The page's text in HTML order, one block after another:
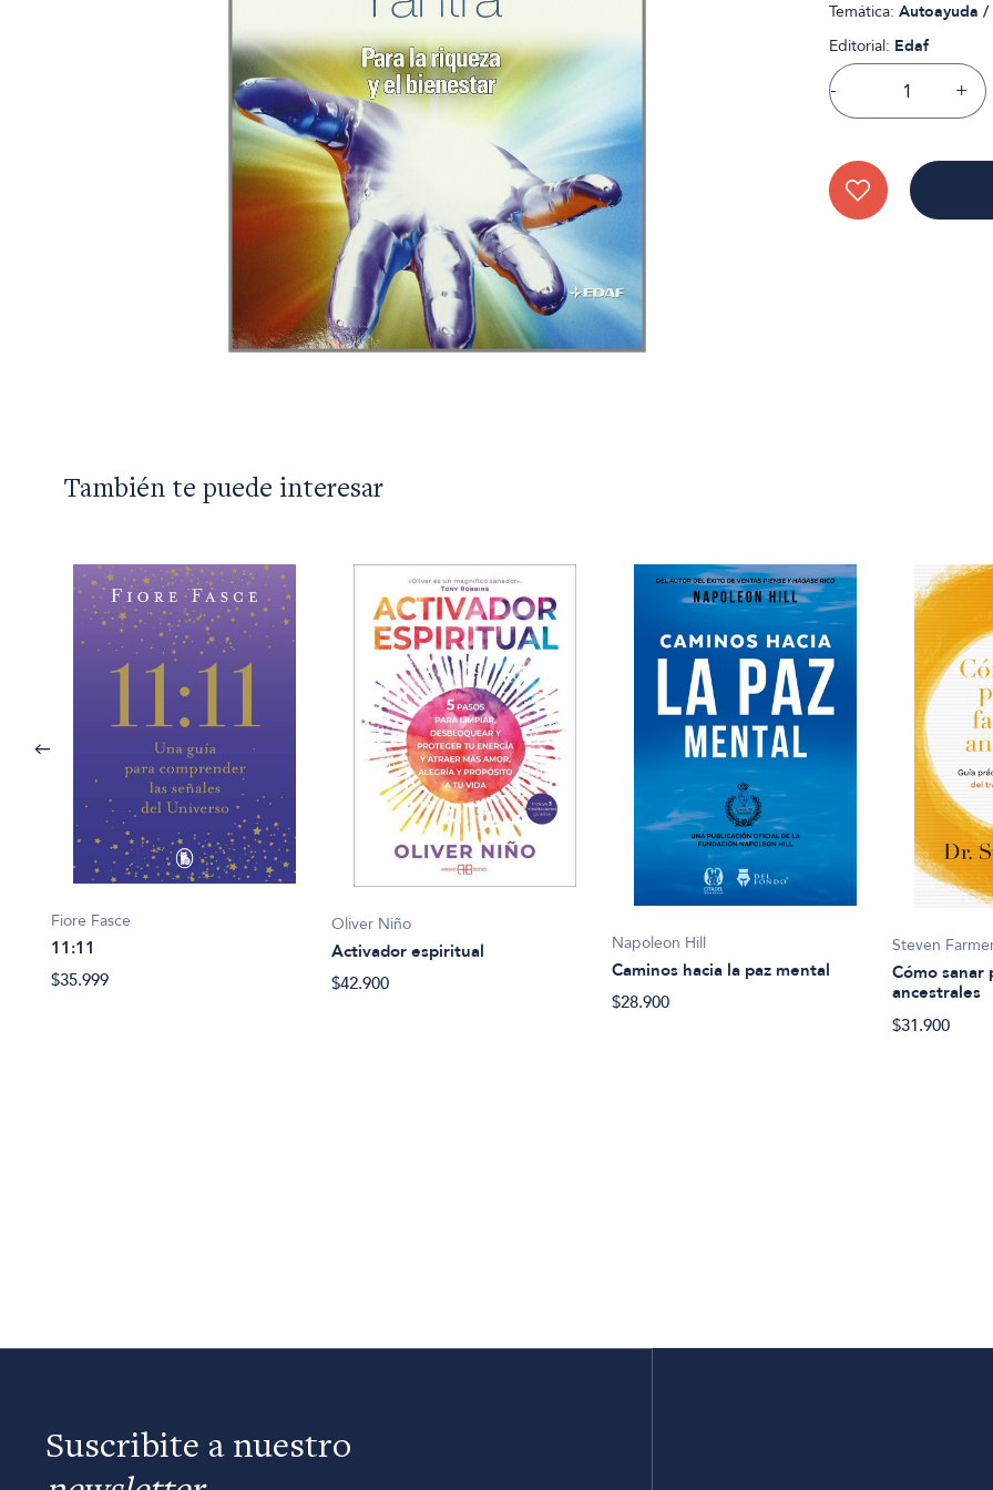
Temática: Autoayuda
Editorial: Edaf
- +
También te puede interesar
Fiore Fasce
11:11
$35.999
Oliver Niño
Activador espiritual
$42.900
Napoleon Hill
Caminos hacia la paz mental
$28.900
Steven
Cómo sanar
ancestrales
$31.900
Suscribite a nuestro